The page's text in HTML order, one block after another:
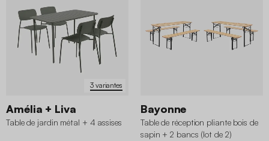
3 variantes
Amélia + Liva
Table de jardin métal + 4 assises
Bayonne
Table de réception pliante bois de
sapin + 2 bancs (lot de 2)